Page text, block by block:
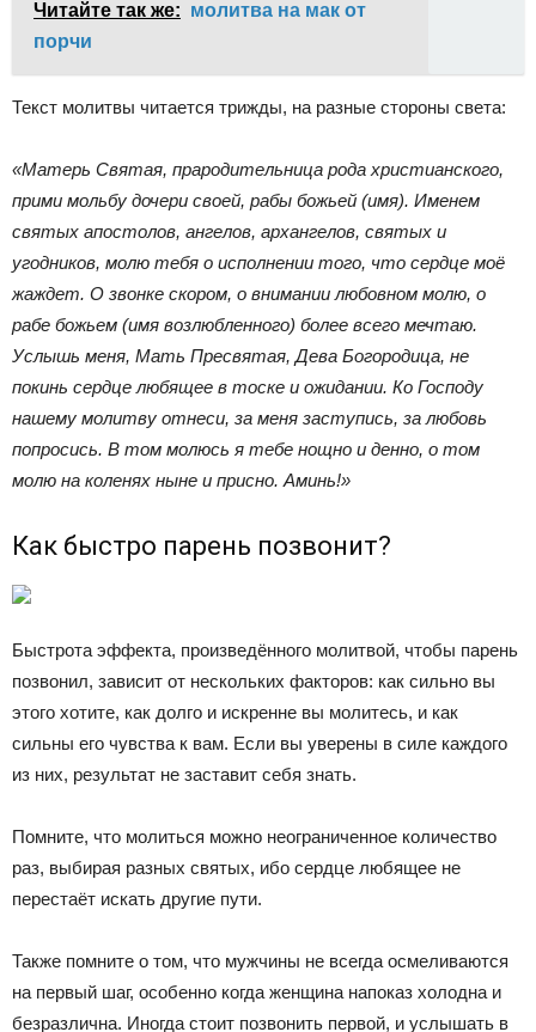
Читайте так же: молитва на мак от
порчи
Текст молитвы читается трижды, на разные стороны света:
«Матерь Святая, прародительница рода христианского,
прими мольбу дочери своей, рабы божьей (имя). Именем
святых апостолов, ангелов, архангелов, святых и
угодников, молю тебя о исполнении того, что сердце моё
жаждет. О звонке скором, о внимании любовном молю, о
рабе божьем (имя возлюбленного) более всего мечтаю.
Услышь меня, Мать Пресвятая, Дева Богородица, не
покинь сердце любящее в тоске и ожидании. Ко Господу
нашему молитву отнеси, за меня заступись, за любовь
попросись. В том молюсь я тебе нощно и денно, о том
молю на коленях ныне и присно. Аминь!»
Как быстро парень позвонит?
Быстрота эффекта, произведённого молитвой, чтобы парень
позвонил, зависит от нескольких факторов: как сильно вы
этого хотите, как долго и искренне вы молитесь, и как
сильны его чувства к вам. Если вы уверены в силе каждого
из них, результат не заставит себя знать.
Помните, что молиться можно неограниченное количество
раз, выбирая разных святых, ибо сердце любящее не
перестаёт искать другие пути.
Также помните о том, что мужчины не всегда осмеливаются
на первый шаг, особенно когда женщина напоказ холодна и
безразлична. Иногда стоит позвонить первой, и услышать в